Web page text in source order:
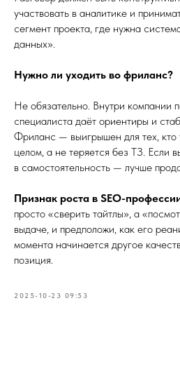
участвовать в аналитике и
сегмент проекта, где нужна
данных».
Нужно ли уходить во фриланс?
Не обязательно. Внутри компании
специалиста даёт ориентиры и
Фриланс — выигрышен для тех, кто
целом, а не теряется без ТЗ. Если
в самостоятельность — лучше
Признак роста в SEO-
просто «сверить тайтлы», а
выдаче, и предположи, как его
момента начинается другое
позиция.
2025-10-23 09:53